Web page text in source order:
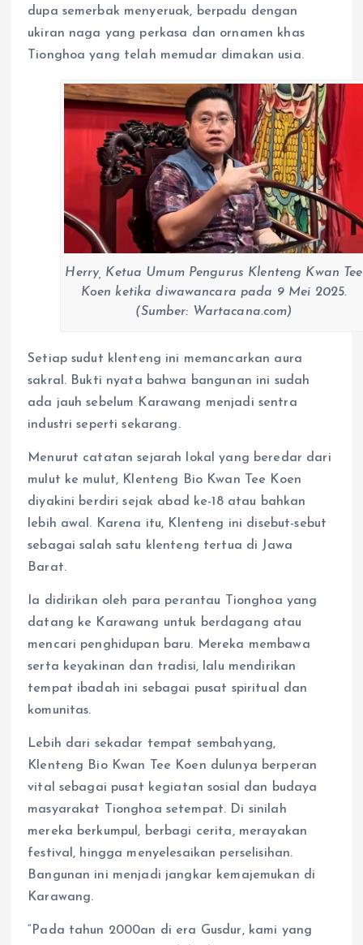
dupa semerbak menyeruak, berpadu dengan
ukiran naga yang perkasa dan ornamen khas
Tionghoa yang telah memudar dimakan usia.
Herry, Ketua Umum Pengurus Klenteng Kwan Tee
Koen ketika diwawancara pada 9 Mei 2025.
(Sumber: Wartacana.com)
Setiap sudut klenteng ini memancarkan aura
sakral. Bukti nyata bahwa bangunan ini sudah
ada jauh sebelum Karawang menjadi sentra
industri seperti sekarang.
Menurut catatan sejarah lokal yang beredar dari
mulut ke mulut, Klenteng Bio Kwan Tee Koen
diyakini berdiri sejak abad ke-18 atau bahkan
lebih awal. Karena itu, Klenteng ini disebut-sebut
sebagai salah satu klenteng tertua di Jawa
Barat.
Ia didirikan oleh para perantau Tionghoa yang
datang ke Karawang untuk berdagang atau
mencari penghidupan baru. Mereka membawa
serta keyakinan dan tradisi, lalu mendirikan
tempat ibadah ini sebagai pusat spiritual dan
komunitas.
Lebih dari sekadar tempat sembahyang,
Klenteng Bio Kwan Tee Koen dulunya berperan
vital sebagai pusat kegiatan sosial dan budaya
masyarakat Tionghoa setempat. Di sinilah
mereka berkumpul, berbagi cerita, merayakan
festival, hingga menyelesaikan perselisihan.
Bangunan ini menjadi jangkar kemajemukan di
Karawang.
“Pada tahun 2000an di era Gusdur, kami yang